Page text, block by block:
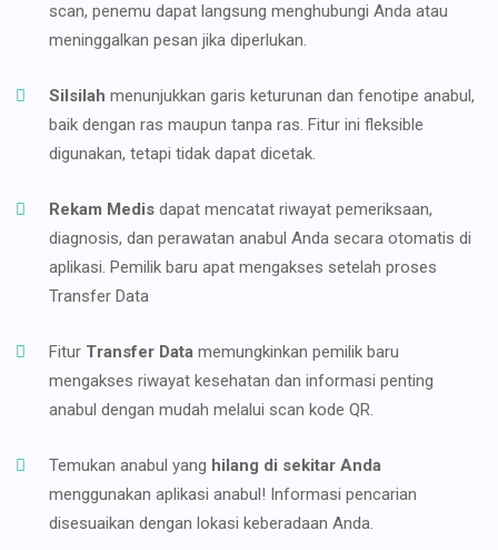
scan, penemu dapat langsung menghubungi Anda atau
meninggalkan pesan jika diperlukan.
Silsilah menunjukkan garis keturunan dan fenotipe anabul,
baik dengan ras maupun tanpa ras. Fitur ini fleksible
digunakan, tetapi tidak dapat dicetak.
Rekam Medis dapat mencatat riwayat pemeriksaan,
diagnosis, dan perawatan anabul Anda secara otomatis di
aplikasi. Pemilik baru apat mengakses setelah proses
Transfer Data
Fitur Transfer Data memungkinkan pemilik baru
mengakses riwayat kesehatan dan informasi penting
anabul dengan mudah melalui scan kode QR.
Temukan anabul yang hilang di sekitar Anda
menggunakan aplikasi anabul! Informasi pencarian
disesuaikan dengan lokasi keberadaan Anda.